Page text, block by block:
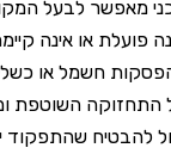
מאפשר לבעל המקום
פועלת או אינה
חשמל או כשלי
השוטפת
להבטיח שהתפקוד